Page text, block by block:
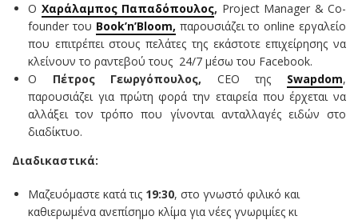
Ο Χαράλαμπος Παπαδόπουλος, Project Manager & Co-
founder του Book’n’Bloom, παρουσιάζει το online εργαλείο
που επιτρέπει στους πελάτες της εκάστοτε επιχείρησης να
κλείνουν το ραντεβού τους 24/7 μέσω του Facebook.
Ο Πέτρος Γεωργόπουλος, CEO της Swapdom,
παρουσιάζει για πρώτη φορά την εταιρεία που έρχεται να
αλλάξει τον τρόπο που γίνονται ανταλλαγές ειδών στο
διαδίκτυο.
Διαδικαστικά:
Μαζευόμαστε κατά τις 19:30, στο γνωστό φιλικό και
καθιερωμένα ανεπίσημο κλίμα για νέες γνωριμίες κι